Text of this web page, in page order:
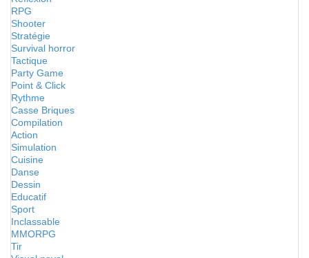
RPG
Shooter
Stratégie
Survival horror
Tactique
Party Game
Point & Click
Rythme
Casse Briques
Compilation
Action
Simulation
Cuisine
Danse
Dessin
Educatif
Sport
Inclassable
MMORPG
Tir